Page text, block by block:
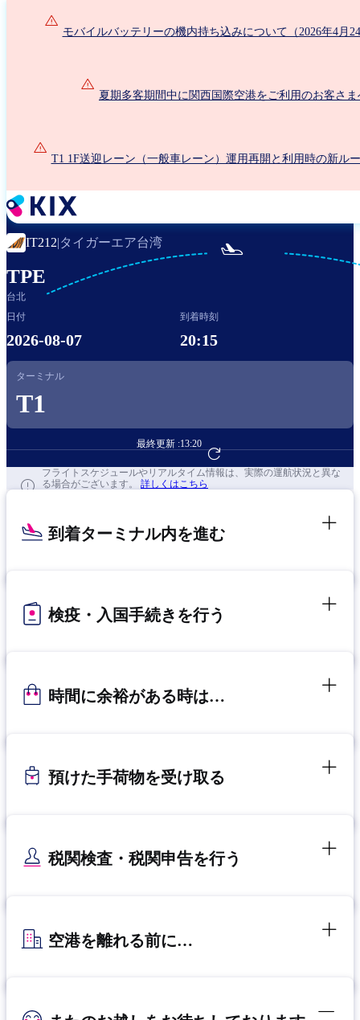
モバイルバッテリーの機内持ち込みについて（2026年4月
夏期多客期間中に関西国際空港をご利用のお客さま
T1 1F送迎レーン（一般車レーン）運用再開と利用時の新ル
IT212|タイガーエア台湾
TPE
台北

日付
2026-08-07
到着時刻
20:15
ターミナル
T1
最終更新 :13:20
フライト予約へ
フライトスケジュールやリアルタイム情報は、実際の運航状況と異な
る場合がございます。 詳しくはこちら
到着ターミナル内を進む
検疫・入国手続きを行う
時間に余裕がある時は…
預けた手荷物を受け取る
税関検査・税関申告を行う
空港を離れる前に…